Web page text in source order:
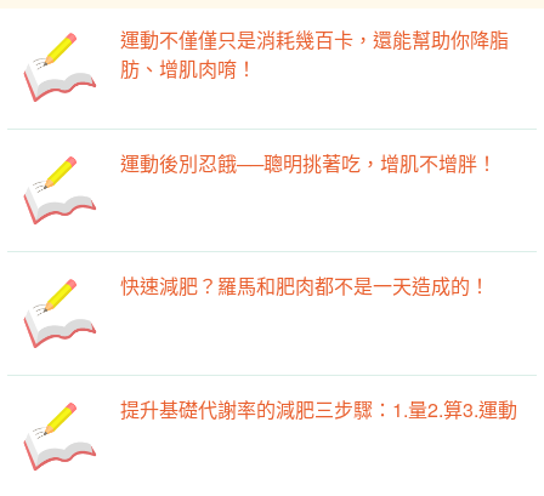
運動不僅僅只是消耗幾百卡，還能幫助你降脂
肪、增肌肉唷！
運動後別忍餓──聰明挑著吃，增肌不增胖！
快速減肥？羅馬和肥肉都不是一天造成的！
提升基礎代謝率的減肥三步驟：1.量2.算3.運動